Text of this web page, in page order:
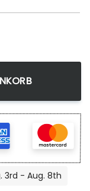
Menge
3rd - Aug. 8th